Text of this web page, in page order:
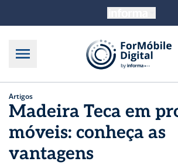
Artigos
Madeira Teca em
móveis: conheça as
vantagens